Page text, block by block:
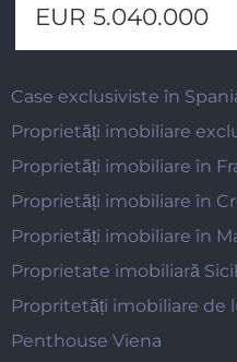
EUR 5.040.000
Case exclusiviste în
Proprietăți imobiliare
Proprietăți imobiliare în
Proprietăți imobiliare în
Proprietăți imobiliare în
Proprietate imobiliară
Propritetăți imobiliare de
Penthouse Viena